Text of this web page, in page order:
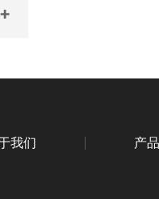
我们 产